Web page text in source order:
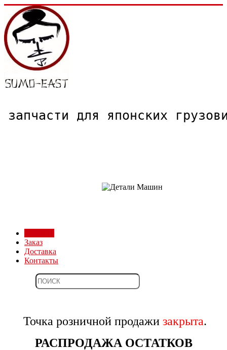
запчасти для японских
Заказ
Доставка
Контакты
Точка розничной продажи закрыта.
РАСПРОДАЖА ОСТАТКОВ